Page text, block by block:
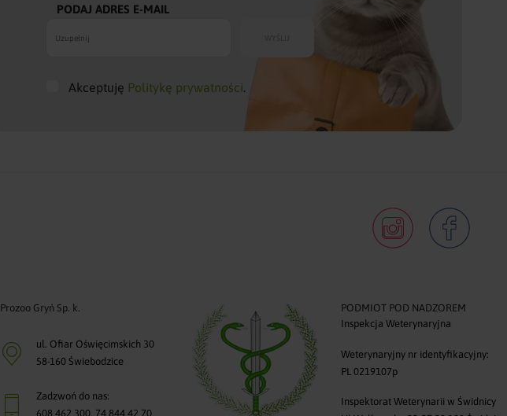
PODAJ ADRES E-MAIL
Akceptuję Politykę prywatności
Prozoo Gryń Sp. k.
ul. Ofiar Oświęcimskich 30
58-160 Świebodzice
Zadzwoń do nas:
608 462 300 74 844 42 70
PODMIOT POD NADZOREM
Inspekcja Weterynaryjna
Weterynaryjny nr identyfikacyjny:
PL 0219107p
Inspektorat Weterynarii w Świdnicy